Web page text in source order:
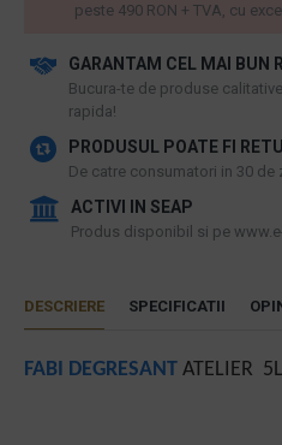
GARANTAM CEL MAI BUN
​Bucura-te de produse
rapida!
PRODUSUL POATE FI
De catre consumatori in 30 de
ACTIVI IN SEAP
Produs disponibil si pe
peste 490 RON + TVA, cu
DESCRIERE SPECIFICATII
FABI DEGRESANT ATELIER 5L